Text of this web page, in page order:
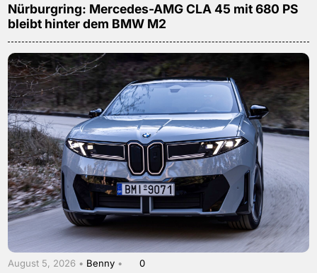
Nürburgring: Mercedes-AMG CLA 45 mit 680 PS
bleibt hinter dem BMW M2
August 5, 2026 • Benny • 0